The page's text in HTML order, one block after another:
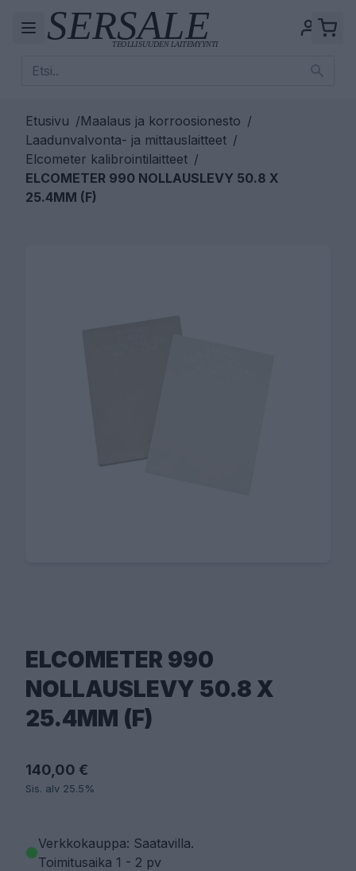
Etusivu /Maalaus ja korroosionesto /
Laadunvalvonta- ja mittauslaitteet /
Elcometer kalibrointilaitteet /
ELCOMETER 990 NOLLAUSLEVY 50.8 X
25.4MM (F)
ELCOMETER 990
NOLLAUSLEVY 50.8 X
25.4MM (F)
140,00 €
Sis. alv 25.5%
Verkkokauppa: Saatavilla.
Toimitusaika 1 - 2 pv